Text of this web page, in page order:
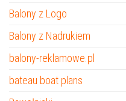
Balony z Logo
Balony z Nadrukiem
balony-reklamowe.pl
bateau boat plans